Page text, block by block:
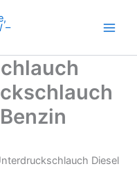
Diesel